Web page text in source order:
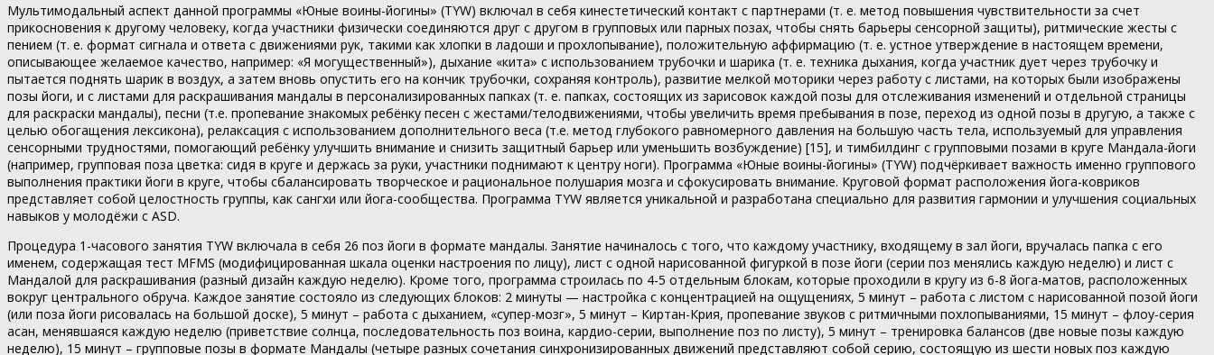
Мультимодальный аспект данной программы «Юные воины-йогины» (TYW) включал в себя кинестетический контакт с партнерами (т. е. метод повышения чувствительности за счет
прикосновения к другому человеку, когда участники физически соединяются друг с другом в групповых или парных позах, чтобы снять барьеры сенсорной защиты), ритмические жесты с
пением (т. е. формат сигнала и ответа с движениями рук, такими как хлопки в ладоши и прохлопывание), положительную аффирмацию (т. е. устное утверждение в настоящем времени,
описывающее желаемое качество, например: «Я могущественный»), дыхание «кита» с использованием трубочки и шарика (т. е. техника дыхания, когда участник дует через трубочку и
пытается поднять шарик в воздух, а затем вновь опустить его на кончик трубочки, сохраняя контроль), развитие мелкой моторики через работу с листами, на которых были изображены
позы йоги, и с листами для раскрашивания мандалы в персонализированных папках (т. е. папках, состоящих из зарисовок каждой позы для отслеживания изменений и отдельной страницы
для раскраски мандалы), песни (т.е. пропевание знакомых ребёнку песен с жестами/телодвижениями, чтобы увеличить время пребывания в позе, переход из одной позы в другую, а также с
целью обогащения лексикона), релаксация с использованием дополнительного веса (т.е. метод глубокого равномерного давления на большую часть тела, используемый для управления
сенсорными трудностями, помогающий ребёнку улучшить внимание и снизить защитный барьер или уменьшить возбуждение) [15], и тимбилдинг с групповыми позами в круге Мандала-йоги
(например, групповая поза цветка: сидя в круге и держась за руки, участники поднимают к центру ноги). Программа «Юные воины-йогины» (TYW) подчёркивает важность именно группового
выполнения практики йоги в круге, чтобы сбалансировать творческое и рациональное полушария мозга и сфокусировать внимание. Круговой формат расположения йога-ковриков
представляет собой целостность группы, как сангхи или йога-сообщества. Программа TYW является уникальной и разработана специально для развития гармонии и улучшения социальных
навыков у молодёжи с ASD.
Процедура 1-часового занятия TYW включала в себя 26 поз йоги в формате мандалы. Занятие начиналось с того, что каждому участнику, входящему в зал йоги, вручалась папка с его
именем, содержащая тест MFMS (модифицированная шкала оценки настроения по лицу), лист с одной нарисованной фигуркой в позе йоги (серии поз менялись каждую неделю) и лист с
Мандалой для раскрашивания (разный дизайн каждую неделю). Кроме того, программа строилась по 4-5 отдельным блокам, которые проходили в кругу из 6-8 йога-матов, расположенных
вокруг центрального обруча. Каждое занятие состояло из следующих блоков: 2 минуты — настройка с концентрацией на ощущениях, 5 минут – работа с листом с нарисованной позой йоги
(или поза йоги рисовалась на большой доске), 5 минут – работа с дыханием, «супер-мозг», 5 минут – Киртан-Крия, пропевание звуков с ритмичными похлопываниями, 15 минут – флоу-серия
асан, менявшаяся каждую неделю (приветствие солнца, последовательность поз воина, кардио-серии, выполнение поз по листу), 5 минут – тренировка балансов (две новые позы каждую
неделю), 15 минут – групповые позы в формате Мандалы (четыре разных сочетания синхронизированных движений представляют собой серию, состоящую из шести новых поз каждую